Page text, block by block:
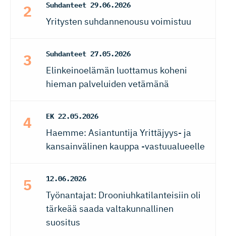
Suhdanteet 29.06.2026
Yritysten suhdannenousu voimistuu
Suhdanteet 27.05.2026
Elinkeinoelämän luottamus koheni
hieman palveluiden vetämänä
EK 22.05.2026
Haemme: Asiantuntija Yrittäjyys- ja
kansainvälinen kauppa -vastuualueelle
12.06.2026
Työnantajat: Drooniuhkatilanteisiin oli
tärkeää saada valtakunnallinen
suositus